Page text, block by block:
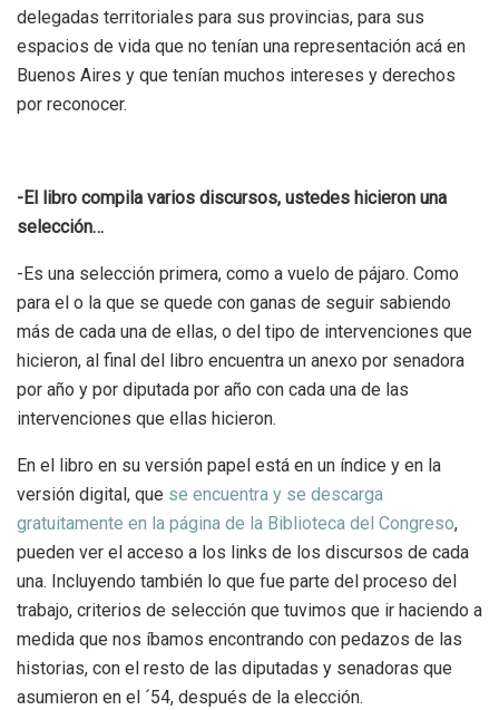
delegadas territoriales para sus provincias, para sus
espacios de vida que no tenían una representación acá en
Buenos Aires y que tenían muchos intereses y derechos
por reconocer.
-El libro compila varios discursos, ustedes hicieron una
selección…
-Es una selección primera, como a vuelo de pájaro. Como
para el o la que se quede con ganas de seguir sabiendo
más de cada una de ellas, o del tipo de intervenciones que
hicieron, al final del libro encuentra un anexo por senadora
por año y por diputada por año con cada una de las
intervenciones que ellas hicieron.
En el libro en su versión papel está en un índice y en la
versión digital, que se encuentra y se descarga
gratuitamente en la página de la Biblioteca del Congreso,
pueden ver el acceso a los links de los discursos de cada
una. Incluyendo también lo que fue parte del proceso del
trabajo, criterios de selección que tuvimos que ir haciendo a
medida que nos íbamos encontrando con pedazos de las
historias, con el resto de las diputadas y senadoras que
asumieron en el ´54, después de la elección.